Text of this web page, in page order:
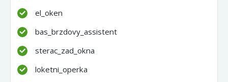
el_oken
bas_brzdovy_assistent
sterac_zad_okna
loketni_operka